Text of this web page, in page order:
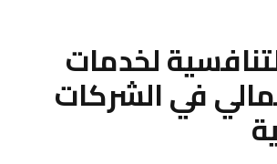
لخدمات
في الشركات